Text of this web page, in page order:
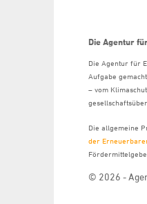
Die Agentur
Die Agentur für
Aufgabe
– vom
Die allgemeine
der
© 2026 -